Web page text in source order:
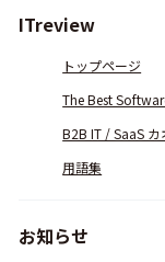
ITreview
トップページ
The Best
B2B IT / SaaS
用語集
お知らせ